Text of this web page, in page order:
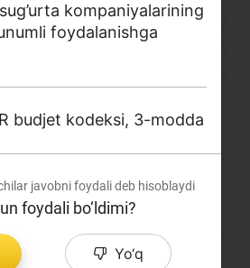
qidiruv
L M N O
Y Z ...
kompaniyalarining
foydalanishga
budjet kodeksi, 3-modda
javobni foydali deb hisoblaydi
foydali bo‘ldimi?
Yo‘q